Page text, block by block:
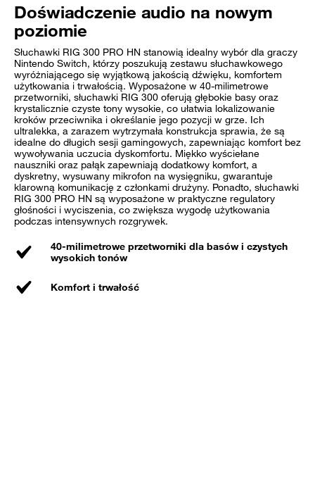
Doświadczenie audio na nowym
poziomie
Słuchawki RIG 300 PRO HN stanowią idealny wybór dla graczy
Nintendo Switch, którzy poszukują zestawu słuchawkowego
wyróżniającego się wyjątkową jakością dźwięku, komfortem
użytkowania i trwałością. Wyposażone w 40-milimetrowe
przetworniki, słuchawki RIG 300 oferują głębokie basy oraz
krystalicznie czyste tony wysokie, co ułatwia lokalizowanie
kroków przeciwnika i określanie jego pozycji w grze. Ich
ultralekka, a zarazem wytrzymała konstrukcja sprawia, że są
idealne do długich sesji gamingowych, zapewniając komfort bez
wywoływania uczucia dyskomfortu. Miękko wyściełane
nauszniki oraz pałąk zapewniają dodatkowy komfort, a
dyskretny, wysuwany mikrofon na wysięgniku, gwarantuje
klarowną komunikację z członkami drużyny. Ponadto, słuchawki
RIG 300 PRO HN są wyposażone w praktyczne regulatory
głośności i wyciszenia, co zwiększa wygodę użytkowania
podczas intensywnych rozgrywek.
40-milimetrowe przetworniki dla basów i czystych
wysokich tonów
Komfort i trwałość